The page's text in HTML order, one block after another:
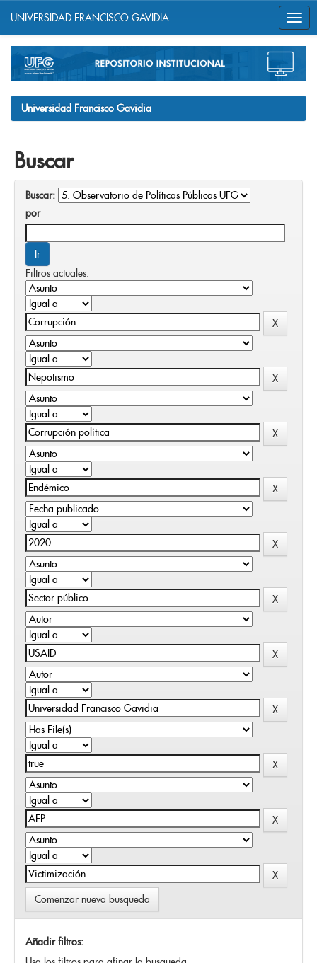
navigation
UNIVERSIDAD FRANCISCO GAVIDIA
Universidad Francisco Gavidia
Buscar
Buscar:
por
Filtros actuales:
Comenzar nueva busqueda
Añadir filtros: